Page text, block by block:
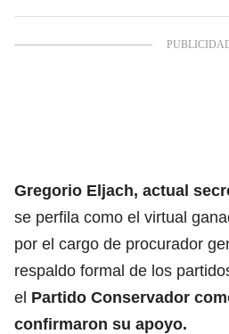
Gregorio Eljach, actual
se perfila como el virtual
por el cargo de procurador
respaldo formal de los
el Partido Conservador
confirmaron su apoyo.